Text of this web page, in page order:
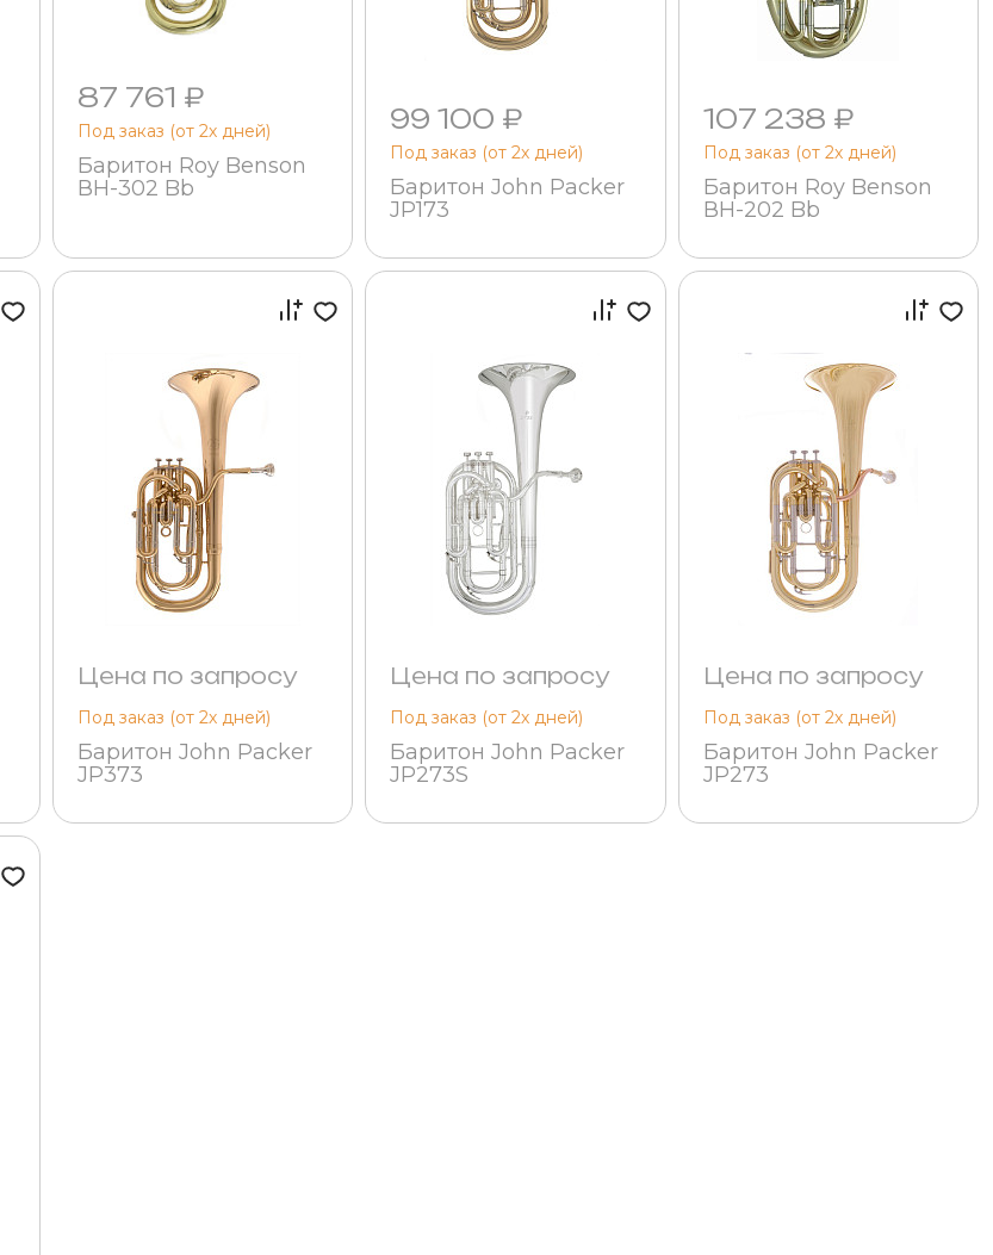
87 761 ₽
Под заказ (от 2х дней)
Баритон Roy Benson
ВН-302 Bb
99 100 ₽
Под заказ (от 2х дней)
Баритон John Packer
JP173
107 238 ₽
Под заказ (от 2х дней)
Баритон Roy Benson
ВН-202 Bb
Цена по запросу
Под заказ (от 2х дней)
Баритон John Packer
JP373
Цена по запросу
Под заказ (от 2х дней)
Баритон John Packer
JP273S
Цена по запросу
Под заказ (от 2х дней)
Баритон John Packer
JP273